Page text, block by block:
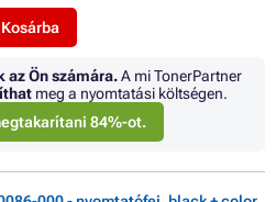
Kosárba
az Ön számára.A mi TonerPartner
meg a nyomtatási költségen.
84%-ot.